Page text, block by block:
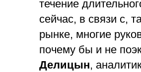
течение
сейчас, в связи с,
рынке, многие
почему бы и не
Делицын,